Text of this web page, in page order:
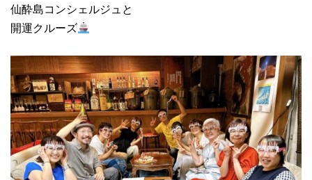
仙酔島コンシェルジュと
開運クルーズ